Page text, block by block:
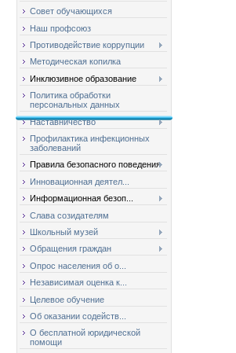
Совет обучающихся
Наш профсоюз
Противодействие коррупции
Методическая копилка
Инклюзивное образование
Политика обработки
персональных данных
Наставничество
Профилактика инфекционных
заболеваний
Правила безопасного поведения
Инновационная деятел...
Информационная безоп...
Слава созидателям
Школьный музей
Обращения граждан
Опрос населения об о...
Независимая оценка к...
Целевое обучение
Об оказании содейств...
О бесплатной юридической
помощи